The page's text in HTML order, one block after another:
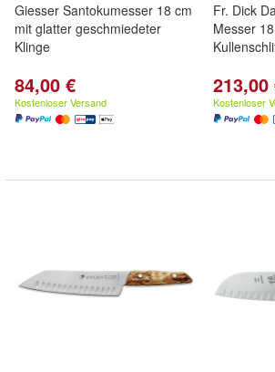
Giesser Santokumesser 18 cm
mit glatter geschmiedeter
Klinge
84,00 €
Kostenloser Versand
Fr. Dick
Messer
213,00
Kostenloser